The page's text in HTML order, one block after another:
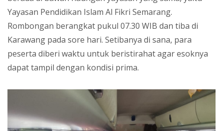
Yayasan Pendidikan Islam Al Fikri Semarang.
Rombongan berangkat pukul 07.30 WIB dan tiba di
Karawang pada sore hari. Setibanya di sana, para
peserta diberi waktu untuk beristirahat agar esoknya
dapat tampil dengan kondisi prima.